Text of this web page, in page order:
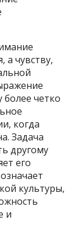
а чувству,
четко
когда
Задача
другому
его
культуры,
и